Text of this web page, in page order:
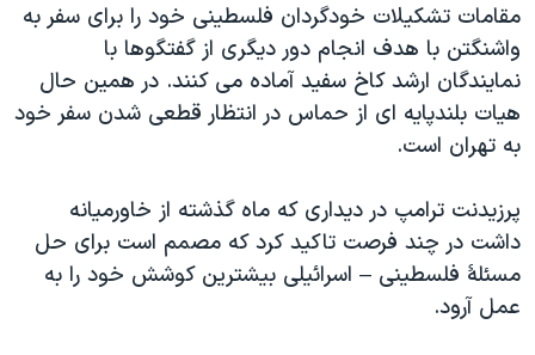
تریبونال مردمی آبان ۹۸
دادگاه حمید نوری
چهل سال گروگان‌گیری
اعتراضات مردمی آبان ۹۸
اسرائیل در جنگ
نرگس محمدی برنده جایزه نوبل صلح
مقامات تشکیلات خودگردان فلسطینی خود را برای سفر به
واشنگتن با هدف انجام دور دیگری از گفتگوها با
نمایندگان ارشد کاخ سفید آماده می کنند. در همین حال
هیات بلندپایه ای از حماس در انتظار قطعی شدن سفر خود
به تهران است.
پرزیدنت ترامپ در دیداری که ماه گذشته از خاورمیانه
داشت در چند فرصت تاکید کرد که مصمم است برای حل
مسئلۀ فلسطینی – اسرائیلی بیشترین کوشش خود را به
عمل آرود.